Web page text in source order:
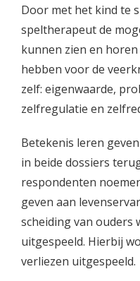
Door met het kind te
speltherapeut de
kunnen zien en
hebben voor de
zelf: eigenwaarde,
zelfregulatie en
Betekenis leren
in beide dossiers
respondenten
geven aan
scheiding van ouders
uitgespeeld. Hierbij
verliezen uitgespeeld.